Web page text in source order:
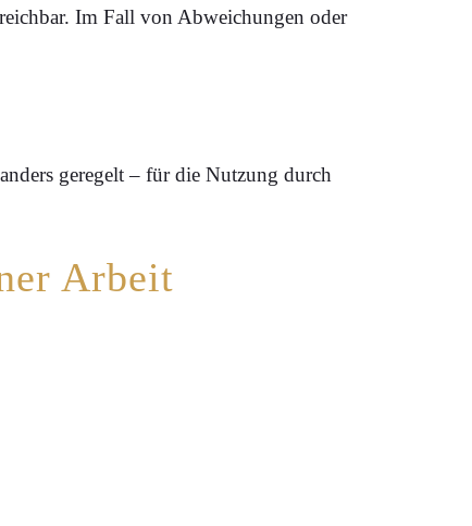
Im Fall von Abweichungen oder
geregelt – für die Nutzung durch
Arbeit